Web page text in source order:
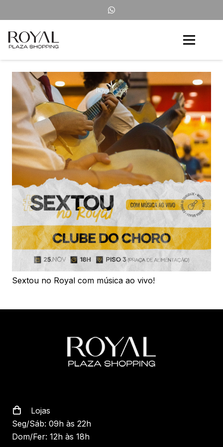
Sextou no Royal com música ao vivo!
Lojas
Seg/Sáb: 09h às 22h
Dom/Fer: 12h às 18h